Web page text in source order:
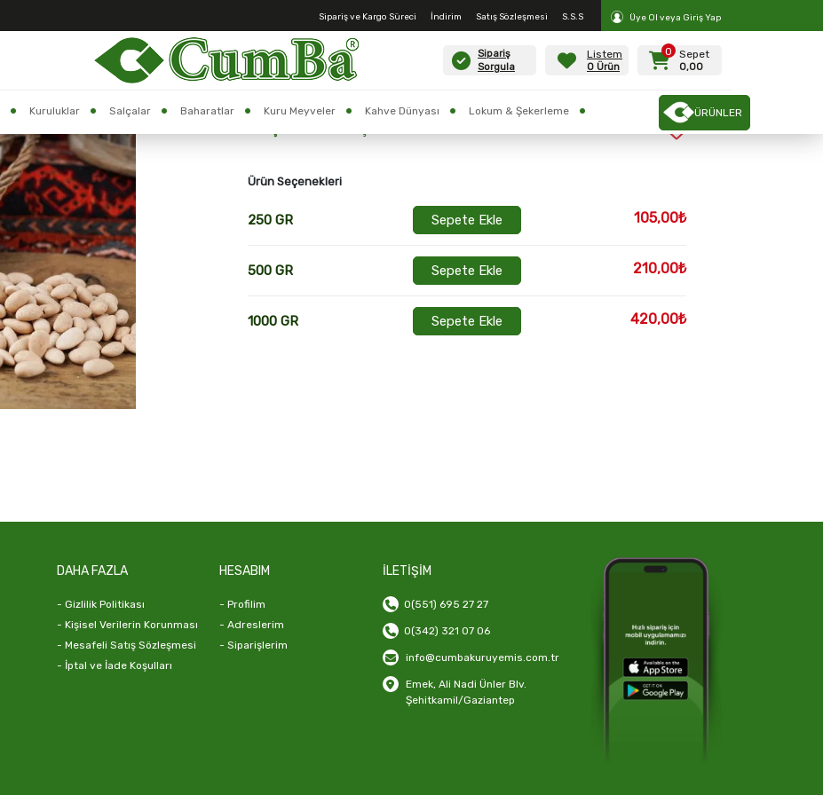
S.S.S
Satış Sözleşmesi
İndirim
Sipariş ve Kargo Süreci Üye Ol veya Giriş Yap
Sipariş
Sorgula
Listem
0 Ürün
Sepet
0,00
0
Kuruluklar Salçalar Baharatlar Kuru Meyveler Kahve Dünyası Lokum & Şekerleme ÜRÜNLER
Anasayfa >Tarçınlı Badem Şekeri
Ürün Seçenekleri
250 GR Sepete Ekle 105,00₺
500 GR Sepete Ekle 210,00₺
1000 GR Sepete Ekle 420,00₺
DAHA FAZLA
- Gizlilik Politikası
- Kişisel Verilerin Korunması
- Mesafeli Satış Sözleşmesi
- İptal ve İade Koşulları
HESABIM
- Profilim
- Adreslerim
- Siparişlerim
İLETİŞİM
0(551) 695 27 27
0(342) 321 07 06
info@cumbakuruyemis.com.tr
Emek, Ali Nadi Ünler Blv.
Şehitkamil/Gaziantep